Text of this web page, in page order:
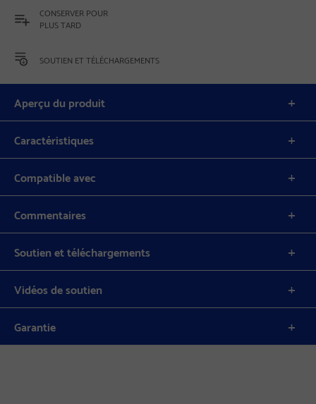
CONSERVER POUR
PLUS TARD
SOUTIEN ET TÉLÉCHARGEMENTS
Aperçu du produit
Caractéristiques
Compatible avec
Commentaires
Soutien et téléchargements
Vidéos de soutien
Garantie